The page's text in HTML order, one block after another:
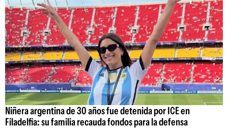
Niñera argentina de 30 años fue detenida por ICE en
Filadelfia: su familia recauda fondos para la defensa